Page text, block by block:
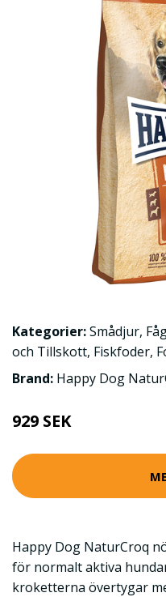
Kategorier:Smådjur,
och Tillskott, Fiskfoder,
Brand: Happy Dog
929 SEK
Happy Dog NaturCroq
för normalt aktiva
kroketterna övertygar